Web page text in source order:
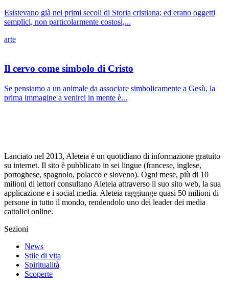
Esistevano già nei primi secoli di Storia cristiana; ed erano oggetti
semplici, non particolarmente costosi,...
arte
Il cervo come simbolo di Cristo
Se pensiamo a un animale da associare simbolicamente a Gesù, la
prima immagine a venirci in mente è...
Lanciato nel 2013, Aleteia è un quotidiano di informazione gratuito
su internet. Il sito è pubblicato in sei lingue (francese, inglese,
portoghese, spagnolo, polacco e sloveno). Ogni mese, più di 10
milioni di lettori consultano Aleteia attraverso il suo sito web, la sua
applicazione e i social media. Aleteia raggiunge quasi 50 milioni di
persone in tutto il mondo, rendendolo uno dei leader dei media
cattolici online.
Sezioni
News
Stile di vita
Spiritualità
Scoperte